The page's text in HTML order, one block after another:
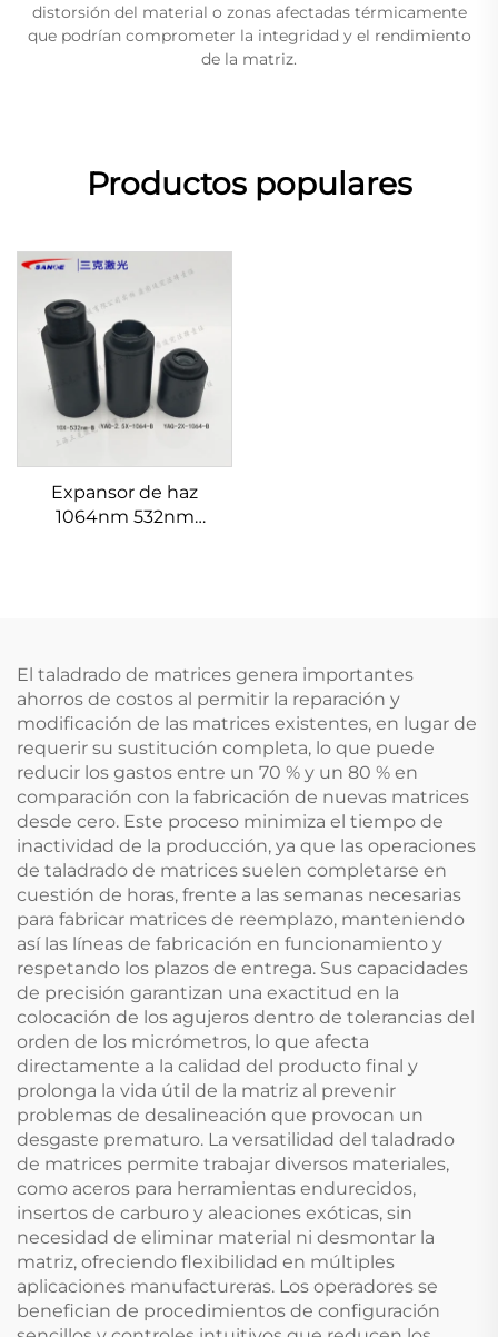
distorsión del material o zonas afectadas térmicamente
que podrían comprometer la integridad y el rendimiento
de la matriz.
Productos populares
Expansor de haz
1064nm 532nm
El taladrado de matrices genera importantes
ahorros de costos al permitir la reparación y
modificación de las matrices existentes, en lugar de
requerir su sustitución completa, lo que puede
reducir los gastos entre un 70 % y un 80 % en
comparación con la fabricación de nuevas matrices
desde cero. Este proceso minimiza el tiempo de
inactividad de la producción, ya que las operaciones
de taladrado de matrices suelen completarse en
cuestión de horas, frente a las semanas necesarias
para fabricar matrices de reemplazo, manteniendo
así las líneas de fabricación en funcionamiento y
respetando los plazos de entrega. Sus capacidades
de precisión garantizan una exactitud en la
colocación de los agujeros dentro de tolerancias del
orden de los micrómetros, lo que afecta
directamente a la calidad del producto final y
prolonga la vida útil de la matriz al prevenir
problemas de desalineación que provocan un
desgaste prematuro. La versatilidad del taladrado
de matrices permite trabajar diversos materiales,
como aceros para herramientas endurecidos,
insertos de carburo y aleaciones exóticas, sin
necesidad de eliminar material ni desmontar la
matriz, ofreciendo flexibilidad en múltiples
aplicaciones manufactureras. Los operadores se
benefician de procedimientos de configuración